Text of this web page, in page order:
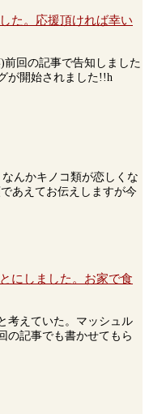
た。応援頂ければ幸い
回の記事で告知しました
が開始されました!!h
んかキノコ類が恋しくな
あえてお伝えしますが今
にしました。お家で食
考えていた。マッシュル
の記事でも書かせてもら